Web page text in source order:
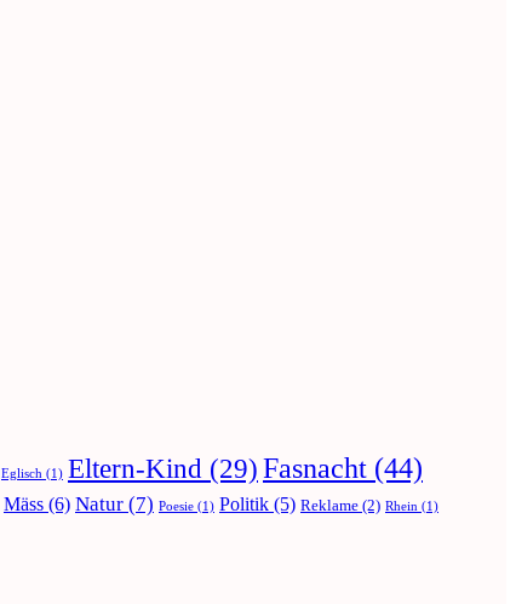
Eglisch (1) Eltern-Kind (29) Fasnacht (44)
Mäss (6) Natur (7) Poesie (1) Politik (5) Reklame (2) Rhein (1)